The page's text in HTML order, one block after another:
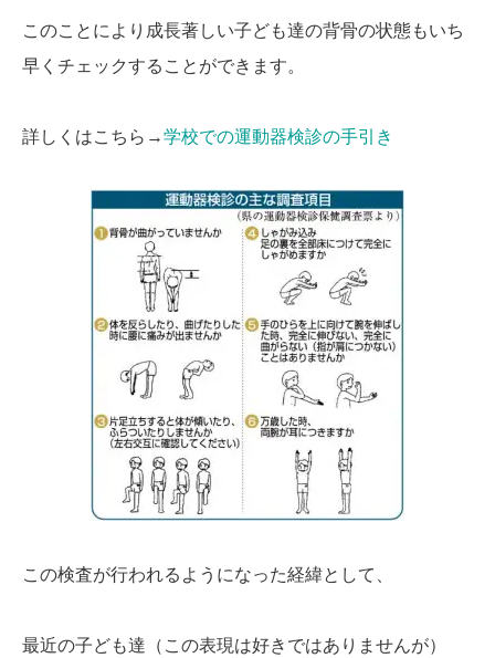
このことにより成長著しい子ども達の背骨の状態もいち
早くチェックすることができます。
詳しくはこちら→学校での運動器検診の手引き
この検査が行われるようになった経緯として、
最近の子ども達（この表現は好きではありませんが）